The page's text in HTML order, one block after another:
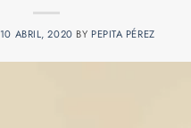
10 ABRIL, 2020 BY PEPITA PÉREZ